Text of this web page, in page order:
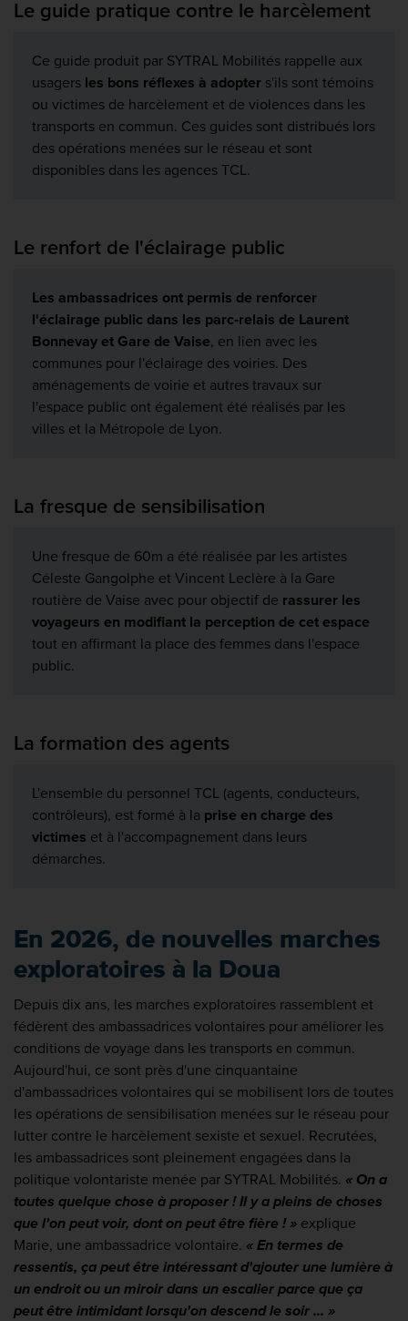
Le guide pratique contre le harcèlement
Ce guide produit par SYTRAL Mobilités rappelle aux
usagers les bons réflexes à adopter s'ils sont témoins
ou victimes de harcèlement et de violences dans les
transports en commun. Ces guides sont distribués lors
des opérations menées sur le réseau et sont
disponibles dans les agences TCL.
Le renfort de l'éclairage public
Les ambassadrices ont permis de renforcer
l'éclairage public dans les parc-relais de Laurent
Bonnevay et Gare de Vaise, en lien avec les
communes pour l'éclairage des voiries. Des
aménagements de voirie et autres travaux sur
l'espace public ont également été réalisés par les
villes et la Métropole de Lyon.
La fresque de sensibilisation
Une fresque de 60m a été réalisée par les artistes
Céleste Gangolphe et Vincent Leclère à la Gare
routière de Vaise avec pour objectif de rassurer les
voyageurs en modifiant la perception de cet espace
tout en affirmant la place des femmes dans l'espace
public.
La formation des agents
L'ensemble du personnel TCL (agents, conducteurs,
contrôleurs), est formé à la prise en charge des
victimes et à l'accompagnement dans leurs
démarches.
En 2026, de nouvelles marches
exploratoires à la Doua
Depuis dix ans, les marches exploratoires rassemblent et
fédèrent des ambassadrices volontaires pour améliorer les
conditions de voyage dans les transports en commun.
Aujourd'hui, ce sont près d'une cinquantaine
d'ambassadrices volontaires qui se mobilisent lors de toutes
les opérations de sensibilisation menées sur le réseau pour
lutter contre le harcèlement sexiste et sexuel. Recrutées,
les ambassadrices sont pleinement engagées dans la
politique volontariste menée par SYTRAL Mobilités. « On a
toutes quelque chose à proposer ! Il y a pleins de choses
que l'on peut voir, dont on peut être fière ! » explique
Marie, une ambassadrice volontaire. « En termes de
ressentis, ça peut être intéressant d'ajouter une lumière à
un endroit ou un miroir dans un escalier parce que ça
peut être intimidant lorsqu'on descend le soir ... »